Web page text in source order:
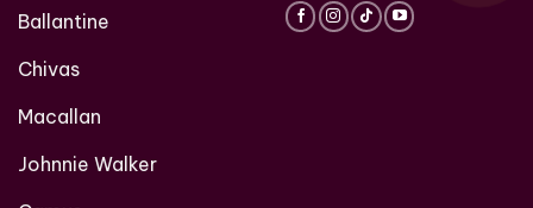
Ballantine
Chivas
Macallan
Johnnie Walker